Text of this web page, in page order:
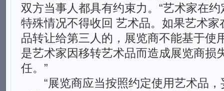
双方当事人都具有约束力。“艺术家在
特殊情况不得收回 艺术品。如果艺术
品转让给第三人的，展览商不能基于使
是艺术家因移转艺术品而造成展览商损
任。”
“展览商应当按照约定使用艺术品，